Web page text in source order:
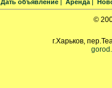
Дать объявление Аренда
©
г.Харьков,